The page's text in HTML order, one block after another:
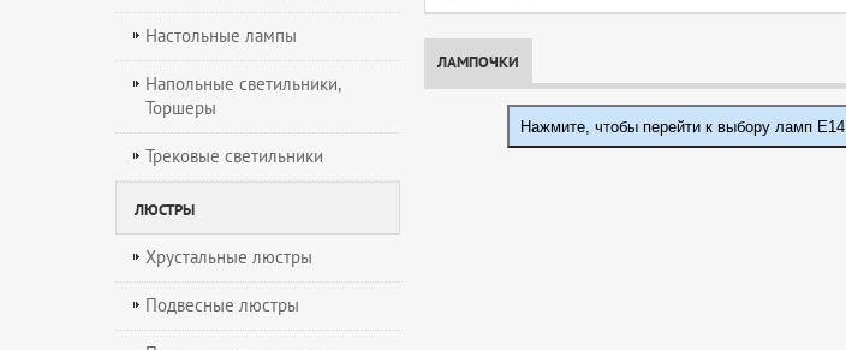
Настольные лампы
Напольные светильники,
Торшеры
Трековые светильники
ЛЮСТРЫ
Хрустальные люстры
Подвесные люстры
ЛАМПОЧКИ
Нажмите, чтобы перейти к выбору ламп E14